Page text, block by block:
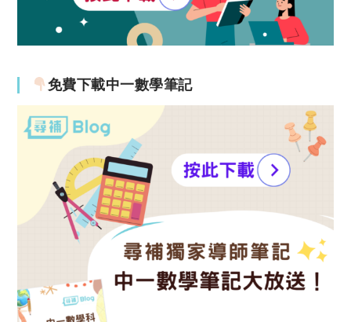
免費下載中一數學筆記